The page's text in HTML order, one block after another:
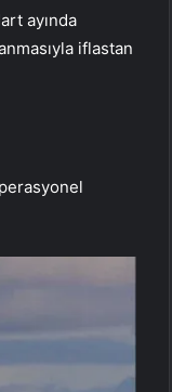
ayında
iflastan